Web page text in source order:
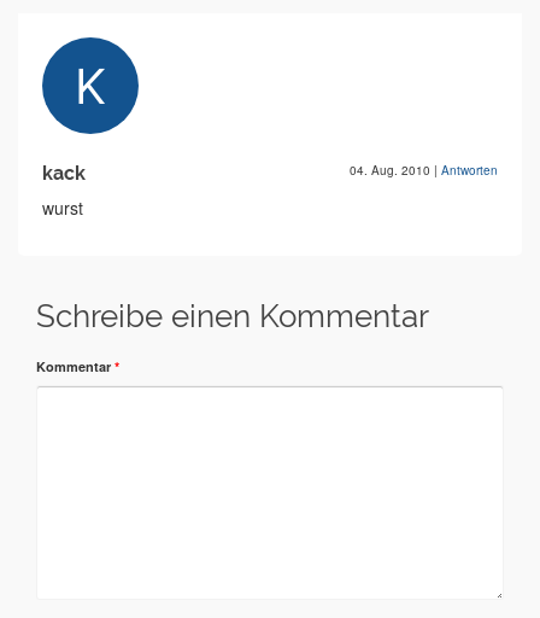
kack 04. Aug. 2010 | Antworten
wurst
Schreibe einen Kommentar
Kommentar *